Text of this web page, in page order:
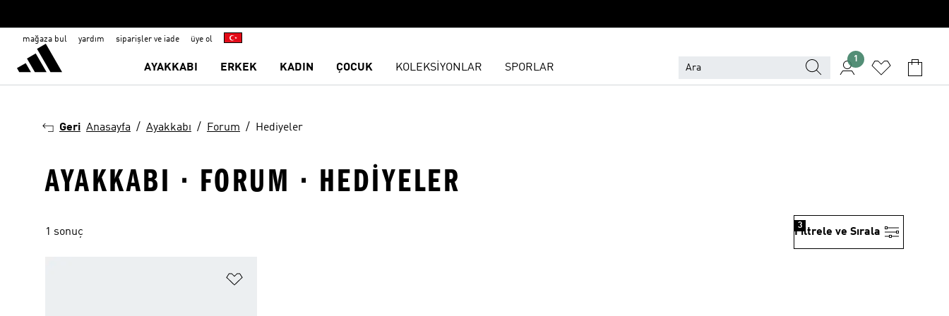
mağaza bul yardım siparişler ve iade üye ol
AYAKKABI ERKEK KADIN ÇOCUK KOLEKSİYONLAR SPORLAR
1
Geri Anasayfa Ayakkabı Forum Hediyeler
AYAKKABI · FORUM · HEDIYELER
1 sonuç Filtrele ve Sırala
3